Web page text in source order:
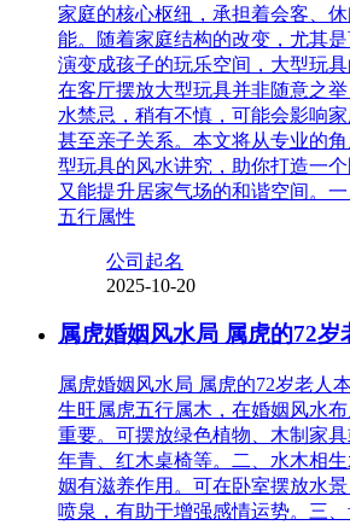
家庭的核心枢纽，承担着会客、
能。随着家庭结构的改变，尤其
演变成孩子的玩乐空间，大型玩具
在客厅摆放大型玩具并非随意之
水禁忌，稍有不慎，可能会影响家
甚至亲子关系。本文将从专业的
型玩具的风水讲究，助你打造一个
又能提升居家气场的和谐空间。
五行属性
公司起名
2025-10-20
属虎婚姻风水局 属虎的72
属虎婚姻风水局 属虎的72岁老人
生旺属虎五行属木，在婚姻风水
重要。可摆放绿色植物、木制家
年青、红木桌椅等。二、水木相
姻有滋养作用。可在卧室摆放水
喷泉，有助于增强感情运势。三